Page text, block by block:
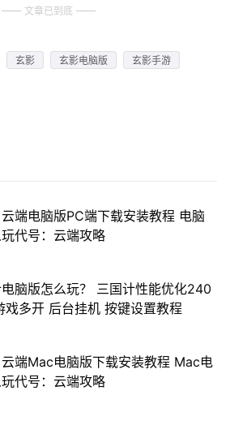
文章已到底
玄影 玄影电脑版
玄影手游
端电脑版PC端下载安装教程 电脑
代号：云端攻略
脑版怎么玩？ 三国计性能优化240
戏多开 后台挂机 按键设置教程
端Mac电脑版下载安装教程 Mac电
代号：云端攻略